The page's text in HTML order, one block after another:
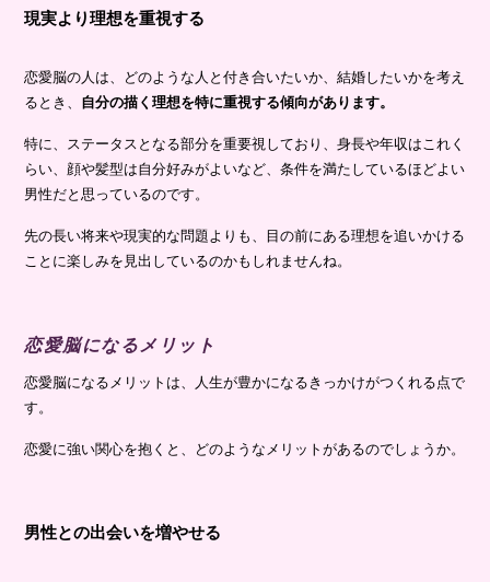
現実より理想を重視する
恋愛脳の人は、どのような人と付き合いたいか、結婚したいかを考え
るとき、 自分の描く理想を特に重視する傾向があります。
特に、ステータスとなる部分を重要視しており、身長や年収はこれく
らい、顔や髪型は自分好みがよいなど、条件を満たしているほどよい
男性だと思っているのです。
先の長い将来や現実的な問題よりも、目の前にある理想を追いかける
ことに楽しみを見出しているのかもしれませんね。
恋愛脳になるメリット
恋愛脳になるメリットは、人生が豊かになるきっかけがつくれる点で
す。
恋愛に強い関心を抱くと、どのようなメリットがあるのでしょうか。
男性との出会いを増やせる